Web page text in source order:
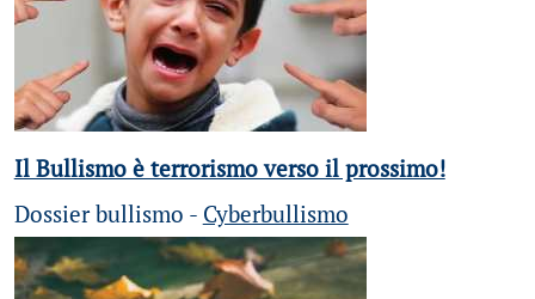
Il Bullismo è terrorismo verso il prossimo!
Dossier bullismo - Cyberbullismo